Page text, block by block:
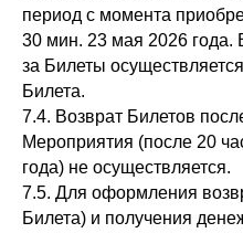
период с момента
30 мин. 23 мая 2026 года.
за Билеты
Билета.
7.4. Возврат Билетов
Мероприятия (после 20
года) не осуществляется.
7.5. Для оформления
Билета) и получения